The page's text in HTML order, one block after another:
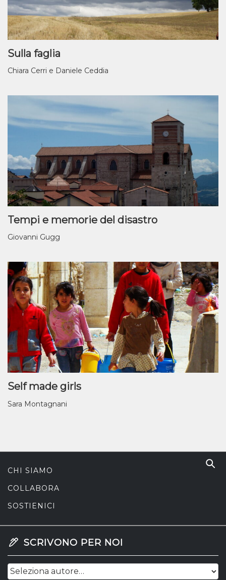
Sulla faglia
Chiara Cerri e Daniele Ceddia
Tempi e memorie del disastro
Giovanni Gugg
Self made girls
Sara Montagnani
CHI SIAMO
COLLABORA
SOSTIENICI
SCRIVONO PER NOI